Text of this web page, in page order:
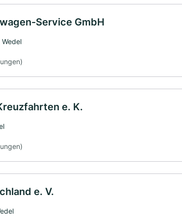
Service GmbH
e. K.
e. V.